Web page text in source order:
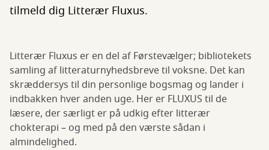
tilmeld dig Litterær Fluxus.
Litterær Fluxus er en del af Førstevælger; bibliotekets
samling af litteraturnyhedsbreve til voksne. Det kan
skræddersys til din personlige bogsmag og lander i
indbakken hver anden uge. Her er FLUXUS til de
læsere, der særligt er på udkig efter litterær
chokterapi – og med på den værste sådan i
almindelighed.